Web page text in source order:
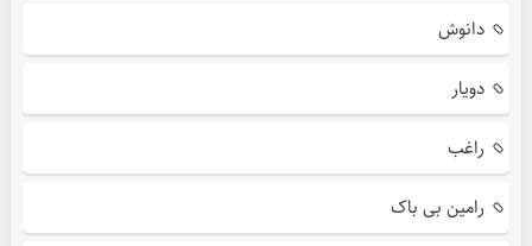
دانوش
دویار
راغب
رامین بی باک